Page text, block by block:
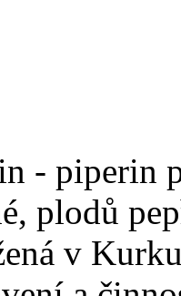
- piperin
plodů
v